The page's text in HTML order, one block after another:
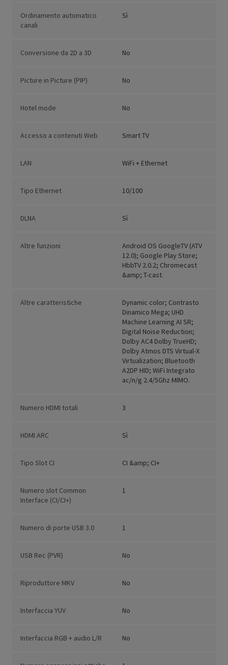
Ordinamento automatico
canali
Sì
Conversione da 2D a 3D No
Picture in Picture (PIP) No
Hotel mode No
Accesso a contenuti Web Smart TV
LAN WiFi + Ethernet
Tipo Ethernet 10/100
DLNA Sì
Altre funzioni
Android OS GoogleTV (ATV
12.0); Google Play Store;
HbbTV 2.0.2; Chromecast
&amp; T-cast.
Altre caratteristiche
Dynamic color; Contrasto
Dinamico Mega; UHD
Machine Learning AI SR;
Digital Noise Reduction;
Dolby AC4 Dolby TrueHD;
Dolby Atmos DTS Virtual-X
Virtualization; Bluetooth
A2DP HID; WiFi Integrato
ac/n/g 2.4/5Ghz MIMO.
Numero HDMI totali 3
HDMI ARC Sì
Tipo Slot CI CI &amp; CI+
Numero slot Common
Interface (CI/CI+)
1
Numero di porte USB 3.0 1
USB Rec (PVR) No
Riproduttore MKV No
Interfaccia YUV No
Interfaccia RGB + audio L/R No